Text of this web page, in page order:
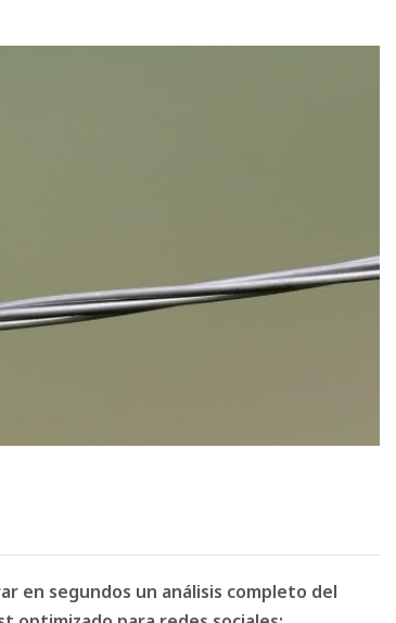
en segundos un análisis completo del